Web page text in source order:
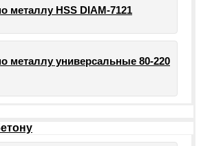
металлу HSS DIAM-7121
металлу универсальные 80-220